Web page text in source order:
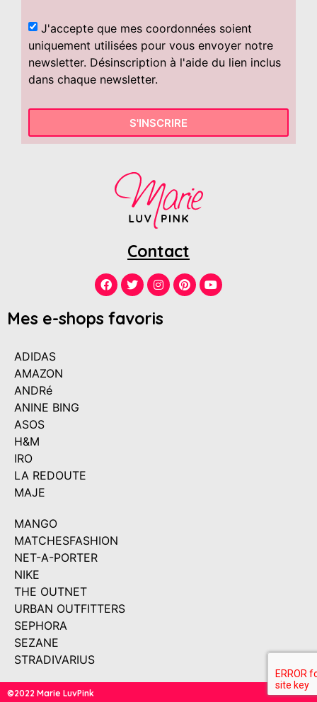
J'accepte que mes coordonnées soient
uniquement utilisées pour vous envoyer notre
newsletter. Désinscription à l'aide du lien inclus
dans chaque newsletter.
S'INSCRIRE
Contact
Mes e-shops favoris
ADIDAS
AMAZON
ANDRé
ANINE BING
ASOS
H&M
IRO
LA REDOUTE
MAJE
MANGO
MATCHESFASHION
NET-A-PORTER
NIKE
THE OUTNET
URBAN OUTFITTERS
SEPHORA
SEZANE
STRADIVARIUS
©2022 Marie LuvPink